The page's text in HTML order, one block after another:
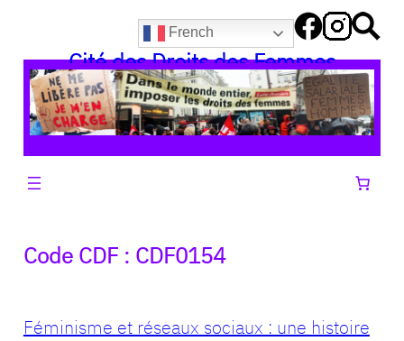
contenu
French
Cité des Droits des Femmes
Code CDF : CDF0154
Féminisme et réseaux sociaux : une histoire